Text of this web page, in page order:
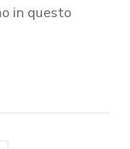
in questo